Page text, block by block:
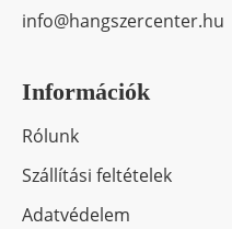
info@hangszercenter.hu
Információk
Rólunk
Szállítási feltételek
Adatvédelem